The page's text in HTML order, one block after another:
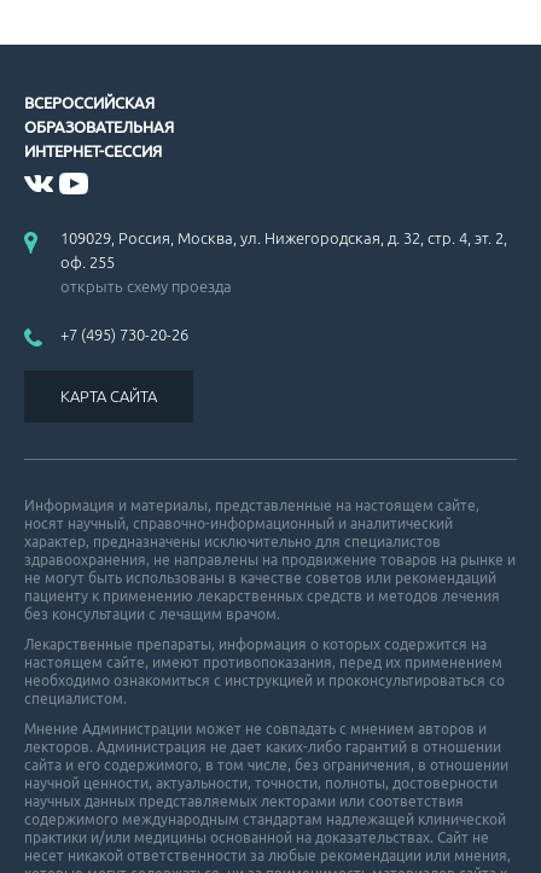
ВСЕРОССИЙСКАЯ
ОБРАЗОВАТЕЛЬНАЯ
ИНТЕРНЕТ-СЕССИЯ
109029, Россия, Москва, ул. Нижегородская, д. 32, стр. 4, эт. 2,
оф. 255
открыть схему проезда
+7 (495) 730-20-26
КАРТА САЙТА
Информация и материалы, представленные на настоящем сайте,
носят научный, справочно-информационный и аналитический
характер, предназначены исключительно для специалистов
здравоохранения, не направлены на продвижение товаров на рынке и
не могут быть использованы в качестве советов или рекомендаций
пациенту к применению лекарственных средств и методов лечения
без консультации с лечащим врачом.
Лекарственные препараты, информация о которых содержится на
настоящем сайте, имеют противопоказания, перед их применением
необходимо ознакомиться с инструкцией и проконсультироваться со
специалистом.
Мнение Администрации может не совпадать с мнением авторов и
лекторов. Администрация не дает каких-либо гарантий в отношении
cайта и его cодержимого, в том числе, без ограничения, в отношении
научной ценности, актуальности, точности, полноты, достоверности
научных данных представляемых лекторами или соответствия
содержимого международным стандартам надлежащей клинической
практики и/или медицины основанной на доказательствах. Сайт не
несет никакой ответственности за любые рекомендации или мнения,